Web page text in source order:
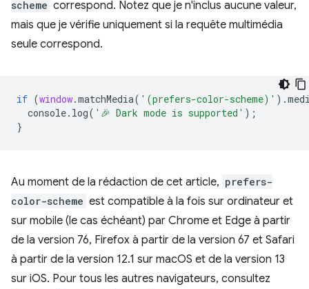
scheme correspond. Notez que je n'inclus aucune valeur,
mais que je vérifie uniquement si la requête multimédia
seule correspond.
if (window.matchMedia( '(prefers-color-scheme)' ).
console. log( '🎉 Dark mode is supported' );
}
Au moment de la rédaction de cet article, prefers-
color-scheme est compatible à la fois sur ordinateur et
sur mobile (le cas échéant) par Chrome et Edge à partir
de la version 76, Firefox à partir de la version 67 et Safari
à partir de la version 12.1 sur macOS et de la version 13
sur iOS. Pour tous les autres navigateurs, consultez